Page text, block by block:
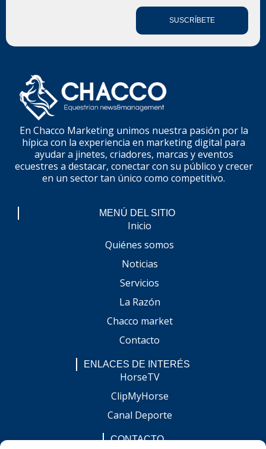
SUSCRÍBETE
En Chacco Marketing unimos nuestra pasión por la
hípica con la experiencia en marketing digital para
ayudar a jinetes, criadores, marcas y eventos
ecuestres a destacar, conectar con su público y crecer
en un sector tan único como competitivo.
MENÚ DEL SITIO
Inicio
Quiénes somos
Noticias
Servicios
La Razón
Chacco market
Contacto
ENLACES DE INTERÉS
HorseTV
ClipMyHorse
Canal Deporte
CONTACTO